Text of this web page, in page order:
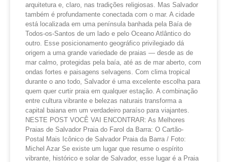
arquitetura e, claro, nas tradições religiosas. Mas Salvador
também é profundamente conectada com o mar. A cidade
está localizada em uma península banhada pela Baía de
Todos-os-Santos de um lado e pelo Oceano Atlântico do
outro. Esse posicionamento geográfico privilegiado dá
origem a uma grande variedade de praias — desde as de
mar calmo, protegidas pela baía, até as de mar aberto, com
ondas fortes e paisagens selvagens. Com clima tropical
durante o ano todo, Salvador é uma excelente escolha para
quem quer curtir praia em qualquer estação. A combinação
entre cultura vibrante e belezas naturais transforma a
capital baiana em um verdadeiro paraíso para viajantes.
NESTE POST VOCÊ VAI ENCONTRAR: As Melhores
Praias de Salvador Praia do Farol da Barra: O Cartão-
Postal Mais Icônico de Salvador Praia da Barra / Foto:
Michel Azar Se existe um lugar que resume o espírito
vibrante, histórico e solar de Salvador, esse lugar é a Praia